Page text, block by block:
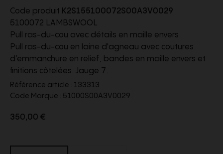
Code produit K2S155100072S00A3V0029
5100072 LAMBSWOOL
Pull ras-du-cou avec détails en maille envers
Pull ras-du-cou en laine d'agneau avec coutures
d’emmanchure en relief, bandes en maille envers et
finitions côtelées. Jauge 7.
Référence article : 133313
Code Marque : 51000S00A3V0029
350,00 €